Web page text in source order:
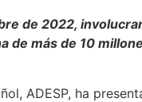
de 2022,
más de 10
ADESP, ha